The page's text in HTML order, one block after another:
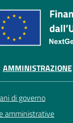
AMMINISTRAZIONE
di governo
amministrative